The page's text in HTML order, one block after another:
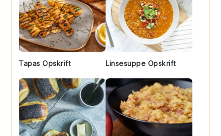
Tapas Opskrift Linsesuppe Opskrift